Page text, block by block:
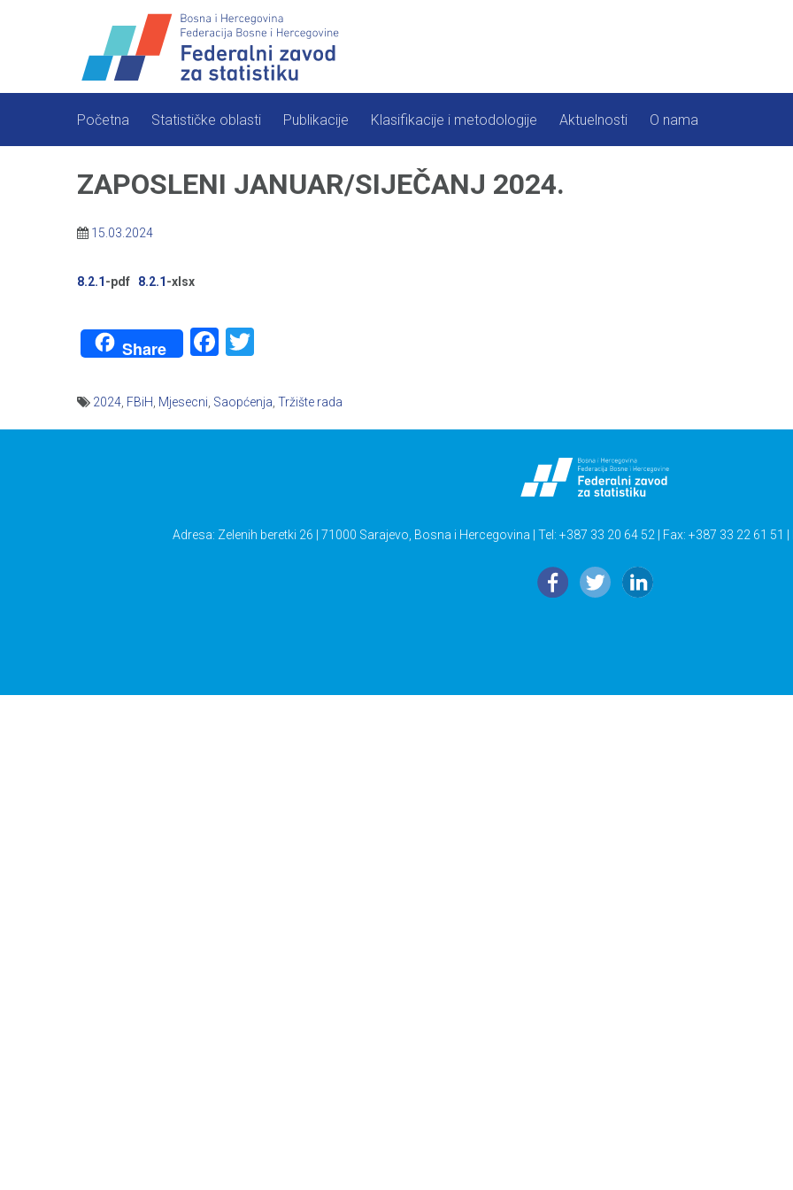
Početna Statističke oblasti Publikacije Klasifikacije i metodologije Aktuelnosti O nama
ZAPOSLENI JANUAR/SIJEČANJ 2024.
15.03.2024
8.2.1-pdf 8.2.1-xlsx
Share Facebook
2024 FBiH Mjesecni Saopćenja Tržište rada
Adresa: Zelenih beretki 26 | 71000 Sarajevo, Bosna i Hercegovina | Tel: +387 33 20 64 52 | Fax: +387 33 22 61 51 |